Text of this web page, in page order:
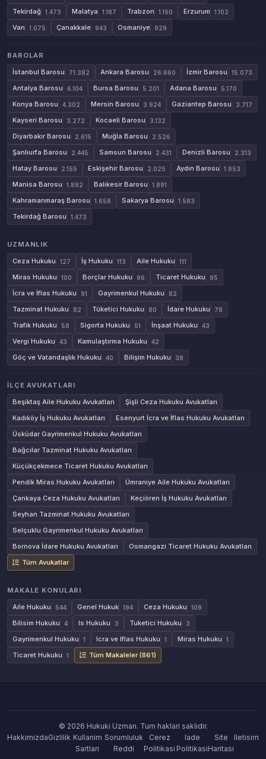
Tekirdağ 1.473 Malatya 1.187 Trabzon 1.160 Erzurum 1.102
Van 1.075 Çanakkale 943 Osmaniye 929
BAROLAR
İstanbul Barosu
71.382 Ankara Barosu 26.660 İzmir Barosu 15.073
Antalya Barosu 6.104 Bursa Barosu 5.201 Adana Barosu 5.170
Konya Barosu 4.302 Mersin Barosu 3.924 Gaziantep Barosu 3.717
Kayseri Barosu 3.272 Kocaeli Barosu 3.132
Diyarbakır Barosu 2.615 Muğla Barosu 2.526
Şanlıurfa Barosu 2.445 Samsun Barosu 2.431 Denizli Barosu 2.313
Hatay Barosu 2.155 Eskişehir Barosu 2.025 Aydın Barosu 1.953
Manisa Barosu 1.892 Balıkesir Barosu 1.891
Kahramanmaraş Barosu 1.658 Sakarya Barosu 1.583
Tekirdağ Barosu 1.473
UZMANLIK
Ceza Hukuku
127 İş Hukuku 113 Aile Hukuku 111
Miras Hukuku 100 Borçlar Hukuku 96 Ticaret Hukuku 95
İcra ve İflas Hukuku 91 Gayrimenkul Hukuku 82
Tazminat Hukuku 82 Tüketici Hukuku 80 İdare Hukuku 78
Trafik Hukuku 58 Sigorta Hukuku 51 İnşaat Hukuku 43
Vergi Hukuku 43 Kamulaştırma Hukuku 42
Göç ve Vatandaşlık Hukuku 40 Bilişim Hukuku 38
İLÇE AVUKATLARI
Beşiktaş Aile Hukuku Avukatları
Şişli Ceza Hukuku Avukatları
Kadıköy İş Hukuku Avukatları
Esenyurt İcra ve İflas Hukuku Avukatları
Üsküdar Gayrimenkul Hukuku Avukatları
Bağcılar Tazminat Hukuku Avukatları
Küçükçekmece Ticaret Hukuku Avukatları
Pendik Miras Hukuku Avukatları
Ümraniye Aile Hukuku Avukatları
Çankaya Ceza Hukuku Avukatları
Keçiören İş Hukuku Avukatları
Seyhan Tazminat Hukuku Avukatları
Selçuklu Gayrimenkul Hukuku Avukatları
Bornova İdare Hukuku Avukatları
Osmangazi Ticaret Hukuku Avukatları
Tüm Avukatlar
MAKALE KONULARI
Aile Hukuku
544 Genel Hukuk 194 Ceza Hukuku 109
Bilisim Hukuku 4 Is Hukuku 3 Tuketici Hukuku 3
Gayrimenkul Hukuku 1 Icra ve Iflas Hukuku 1 Miras Hukuku 1
Ticaret Hukuku 1 Tüm Makaleler (861)
© 2026 Hukuki Uzman. Tum haklari saklidir.
HakkimizdaGizlilik Kullanim
Sartlari
Sorumluluk
Reddi
Cerez
Politikasi
Iade
Politikasi
Site
Haritasi
Iletisim